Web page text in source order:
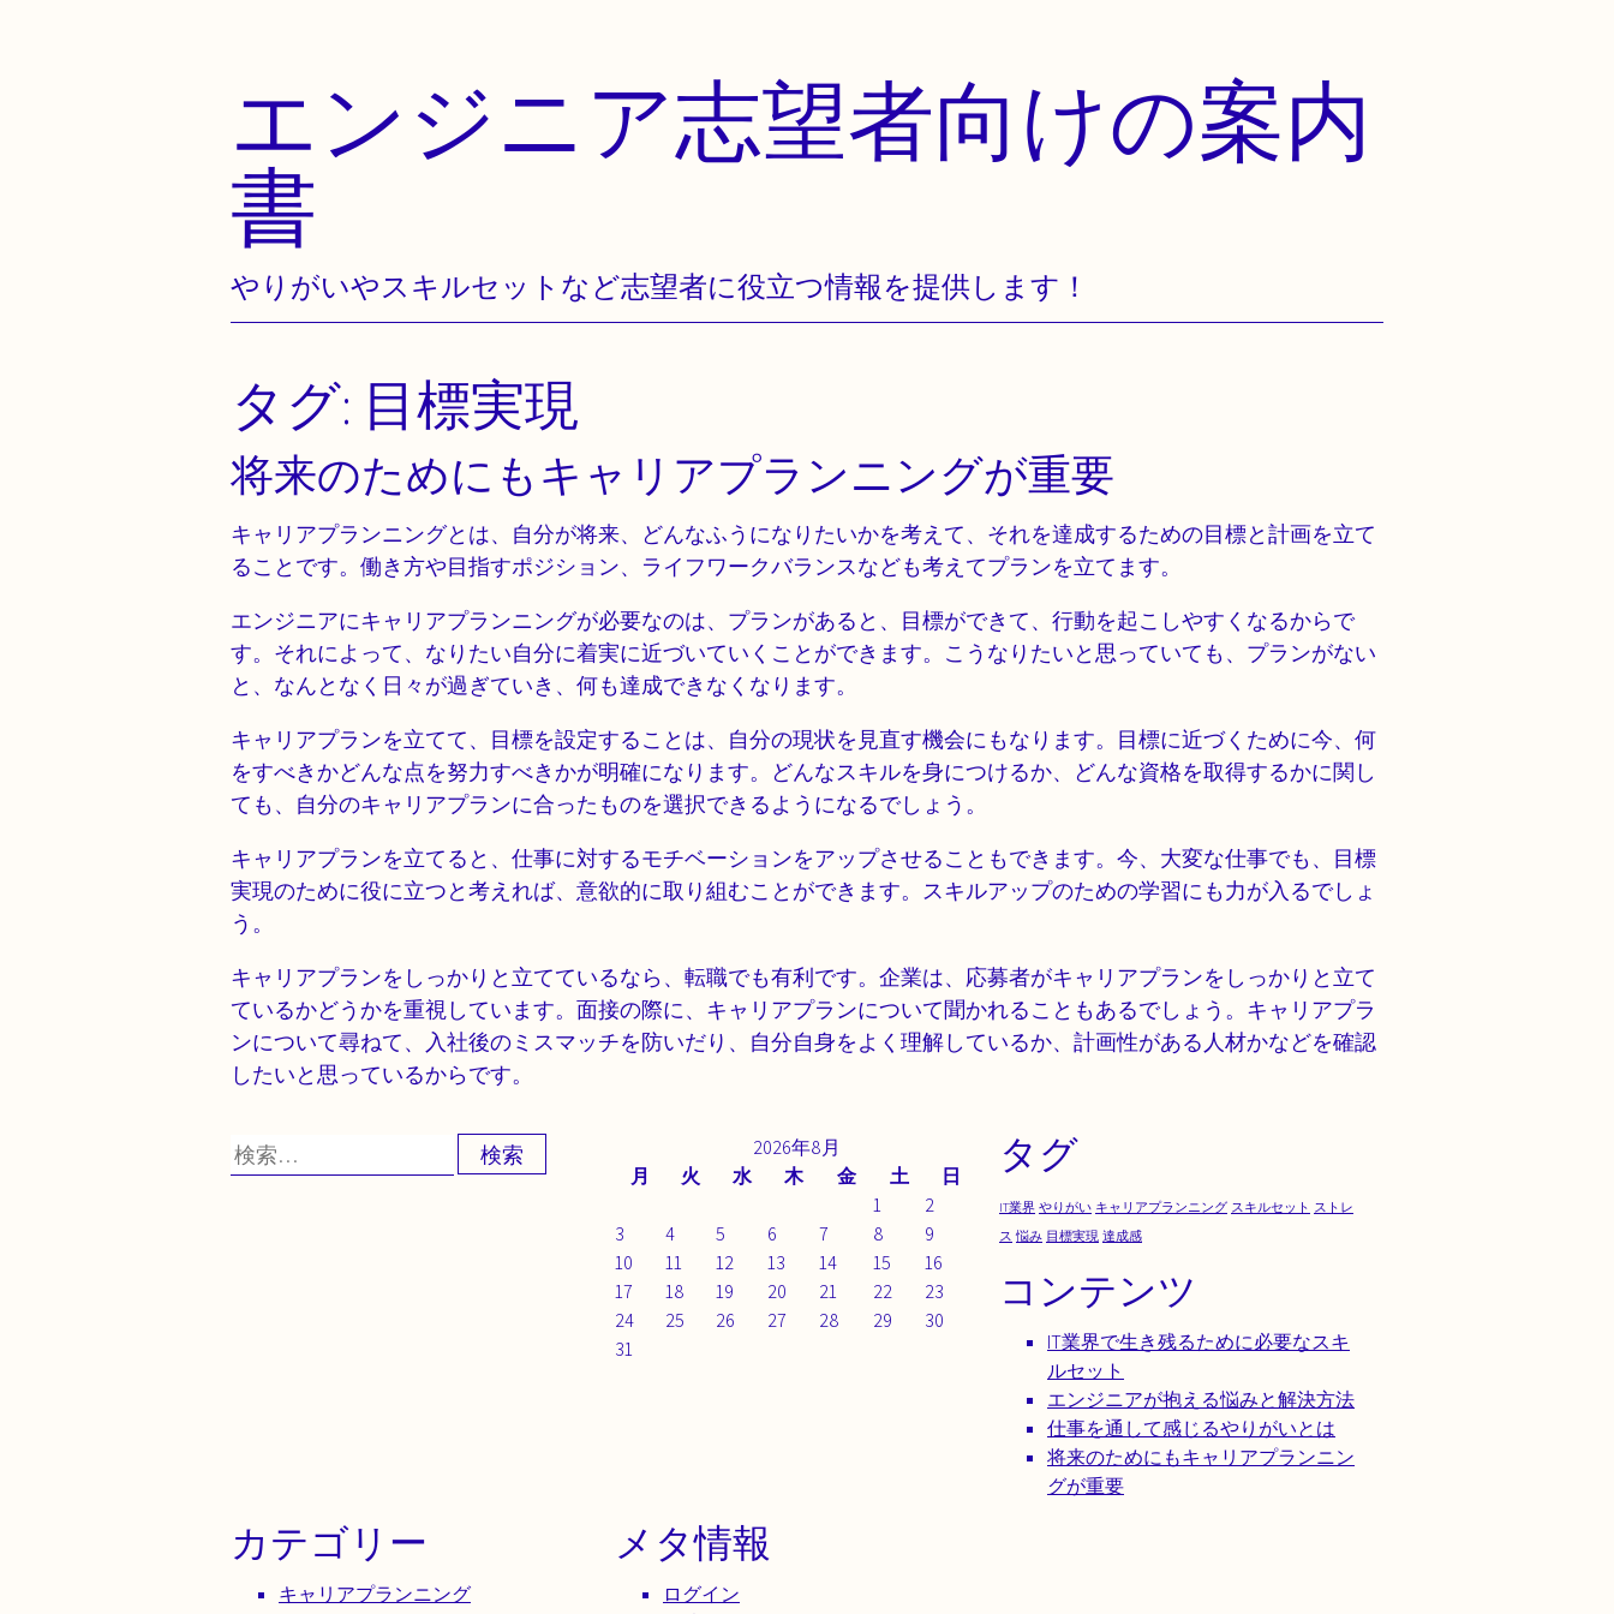
エンジニア志望者向けの案内
書
やりがいやスキルセットなど志望者に役立つ情報を提供します！
タグ: 目標実現
将来のためにもキャリアプランニングが重要
キャリアプランニングとは、自分が将来、どんなふうになりたいかを考えて、それを達成するための目標と計画を立て
ることです。働き方や目指すポジション、ライフワークバランスなども考えてプランを立てます。
エンジニアにキャリアプランニングが必要なのは、プランがあると、目標ができて、行動を起こしやすくなるからで
す。それによって、なりたい自分に着実に近づいていくことができます。こうなりたいと思っていても、プランがない
と、なんとなく日々が過ぎていき、何も達成できなくなります。
キャリアプランを立てて、目標を設定することは、自分の現状を見直す機会にもなります。目標に近づくために今、何
をすべきかどんな点を努力すべきかが明確になります。どんなスキルを身につけるか、どんな資格を取得するかに関し
ても、自分のキャリアプランに合ったものを選択できるようになるでしょう。
キャリアプランを立てると、仕事に対するモチベーションをアップさせることもできます。今、大変な仕事でも、目標
実現のために役に立つと考えれば、意欲的に取り組むことができます。スキルアップのための学習にも力が入るでしょ
う。
キャリアプランをしっかりと立てているなら、転職でも有利です。企業は、応募者がキャリアプランをしっかりと立て
ているかどうかを重視しています。面接の際に、キャリアプランについて聞かれることもあるでしょう。キャリアプラ
ンについて尋ねて、入社後のミスマッチを防いだり、自分自身をよく理解しているか、計画性がある人材かなどを確認
したいと思っているからです。
検
索:
2026年8月
月
火 水 木 金 土
日
1
2
3
4 5 6 7 8
9
10
11 12 13 14 15
16
17
18 19 20 21 22
23
24
25 26 27 28 29
30
31
タグ
IT業界 やりがい キャリアプランニング スキルセット ストレ
ス 悩み 目標実現 達成感
コンテンツ
IT業界で生き残るために必要なスキ
ルセット
エンジニアが抱える悩みと解決方法
仕事を通して感じるやりがいとは
将来のためにもキャリアプランニン
グが重要
カテゴリー
キャリアプランニング
メタ情報
ログイン